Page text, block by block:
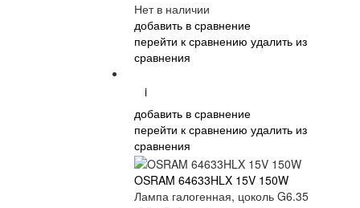
Нет в наличии
добавить в сравнение
перейти к сравнению удалить из
сравнения
i
добавить в сравнение
перейти к сравнению удалить из
сравнения
OSRAM 64633HLX 15V 150W
Лампа галогенная, цоколь G6.35